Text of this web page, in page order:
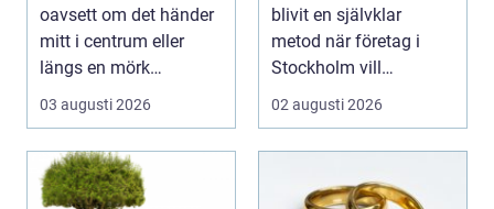
oavsett om det händer
mitt i centrum eller
längs en mörk
landsväg, handlar allt
03 augusti 2026
blivit en självklar
metod när företag i
Stockholm vill
kombinera slitstyrka,
02 augusti 2026